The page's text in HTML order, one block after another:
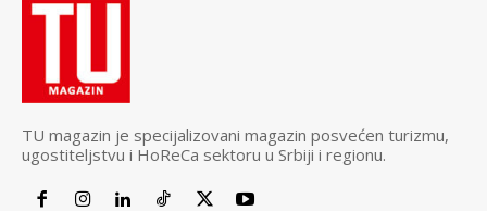
TU magazin je specijalizovani magazin posvećen turizmu,
ugostiteljstvu i HoReCa sektoru u Srbiji i regionu.